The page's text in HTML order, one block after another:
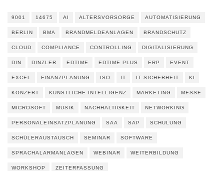
9001 14675 AI ALTERSVORSORGE AUTOMATISIERUNG
BERLIN BMA BRANDMELDEANLAGEN BRANDSCHUTZ
CLOUD COMPLIANCE CONTROLLING DIGITALISIERUNG
DIN DINZLER EDTIME EDTIME PLUS ERP EVENT
EXCEL FINANZPLANUNG ISO IT IT SICHERHEIT KI
KONZERT KÜNSTLICHE INTELLIGENZ MARKETING MESSE
MICROSOFT MUSIK NACHHALTIGKEIT NETWORKING
PERSONALEINSATZPLANUNG SAA SAP SCHULUNG
SCHÜLERAUSTAUSCH SEMINAR SOFTWARE
SPRACHALARMANLAGEN WEBINAR WEITERBILDUNG
WORKSHOP ZEITERFASSUNG